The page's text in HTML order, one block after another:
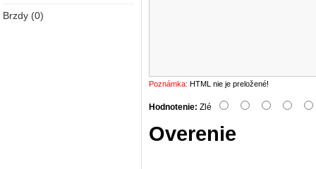
Brzdy (0)
Poznámka: HTML nie je preložené!
Hodnotenie: Zlé
Overenie